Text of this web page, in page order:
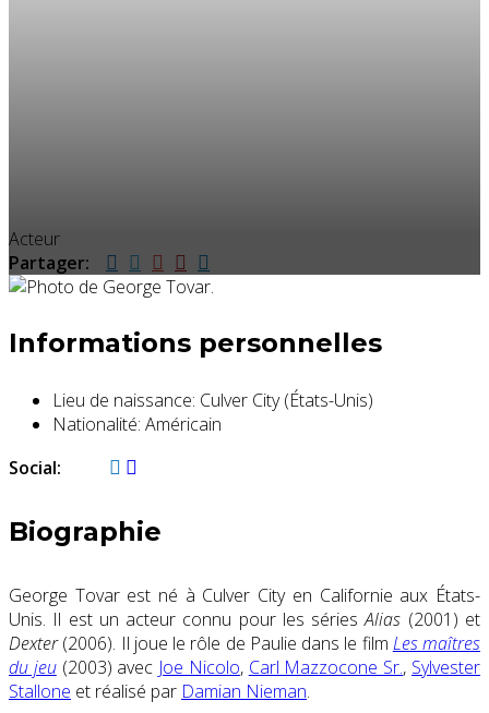
Acteur
Partager:
Informations personnelles
Lieu de naissance: Culver City (États-Unis)
Nationalité: Américain
Social:
Biographie
George Tovar est né à Culver City en Californie aux États-
Unis. Il est un acteur connu pour les sériesAlias (2001) et
Dexter(2006). Il joue le rôle de Paulie dans le film Les maîtres
du jeu(2003) avec Joe Nicolo, Carl Mazzocone Sr., Sylvester
Stallone et réalisé par Damian Nieman.